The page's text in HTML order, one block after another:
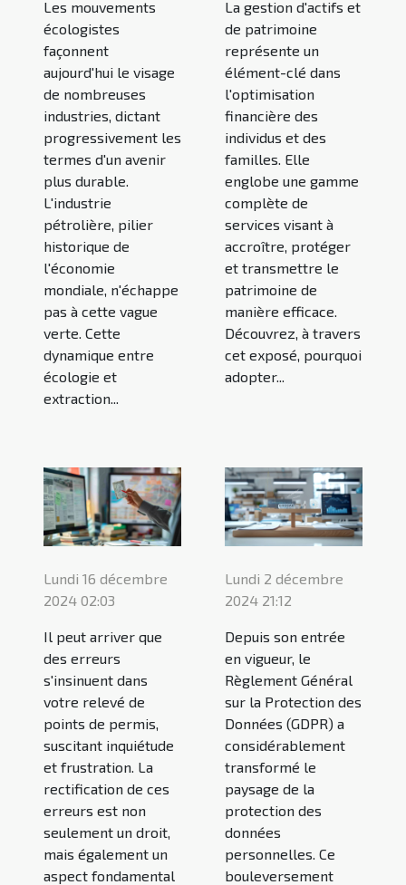
Les mouvements
écologistes
façonnent
aujourd'hui le visage
de nombreuses
industries, dictant
progressivement les
termes d'un avenir
plus durable.
L'industrie
pétrolière, pilier
historique de
l'économie
mondiale, n'échappe
pas à cette vague
verte. Cette
dynamique entre
écologie et
extraction...
La gestion d'actifs et
de patrimoine
représente un
élément-clé dans
l'optimisation
financière des
individus et des
familles. Elle
englobe une gamme
complète de
services visant à
accroître, protéger
et transmettre le
patrimoine de
manière efficace.
Découvrez, à travers
cet exposé, pourquoi
adopter...
Lundi 16 décembre
2024 02:03
Il peut arriver que
des erreurs
s'insinuent dans
votre relevé de
points de permis,
suscitant inquiétude
et frustration. La
rectification de ces
erreurs est non
seulement un droit,
mais également un
aspect fondamental
Lundi 2 décembre
2024 21:12
Depuis son entrée
en vigueur, le
Règlement Général
sur la Protection des
Données (GDPR) a
considérablement
transformé le
paysage de la
protection des
données
personnelles. Ce
bouleversement